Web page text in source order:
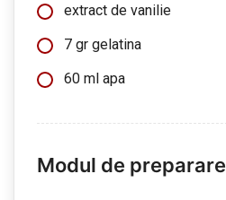
extract de vanilie
7 gr gelatina
60 ml apa
Modul de preparare